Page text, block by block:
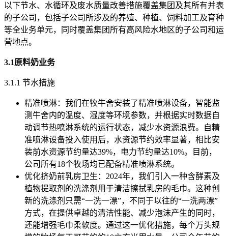
以下节水、水循环及废水质量改善措施覆盖集团及其所有并表
的子公司，包括子公司所涉及的养殖、种植、饲料加工及育种
等全业务单元，同时覆盖集团所有高风险水地区的子公司和运
营地点。
3.1原料奶业务
3.1.1 节水措施
精准喷淋：我们在牧牛舍安装了精准喷淋设备，智能监
测牛舍内的温度、湿度等环境参数，并根据实时数据自
动调节热喷淋系统的运行状态，减少水资源浪费。自精
准喷淋设备投入使用后，水资源节约效率显著，相比安
装前水资源节约量达39%，电力节约量达10%。目前，
公司所有18个牧场均已配备精准喷淋系统。
优化挤奶前乳房卫生：2024年，我们引入一种含酵素及
植物提取剂的洗涤剂用于清洁擦拭乳房的毛巾。这种创
新的洗涤剂只需“一洗一漂”，不同于以往的“一洗两漂”
方式，在提供卓越的清洁性能、减少泡沫产生的同时，
还能增强毛巾柔软度。通过这一优化措施，每个万头规